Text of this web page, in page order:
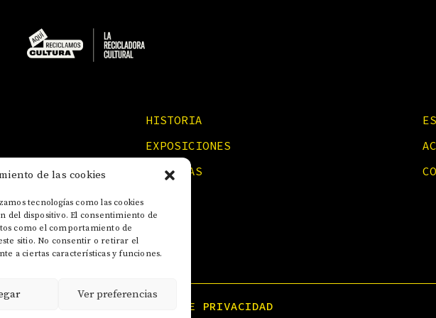
de las cookies
tecnologías como las cookies
del dispositivo. El consentimiento de
como el comportamiento de
sitio. No consentir o retirar el
a ciertas características y funciones.
Ver preferencias
HISTORIA
EXPOSICIONES
NOTICIAS
POLÍTICA DE PRIVACIDAD